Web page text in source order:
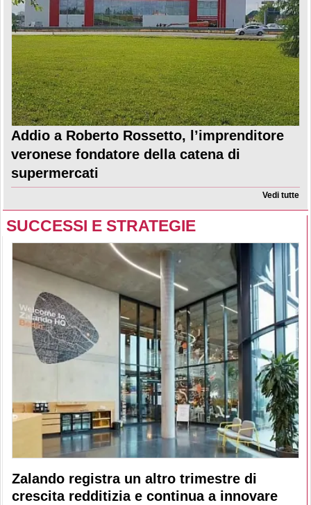
Addio a Roberto Rossetto, l’imprenditore
veronese fondatore della catena di
supermercati
Vedi tutte
SUCCESSI E STRATEGIE
Zalando registra un altro trimestre di
crescita redditizia e continua a innovare